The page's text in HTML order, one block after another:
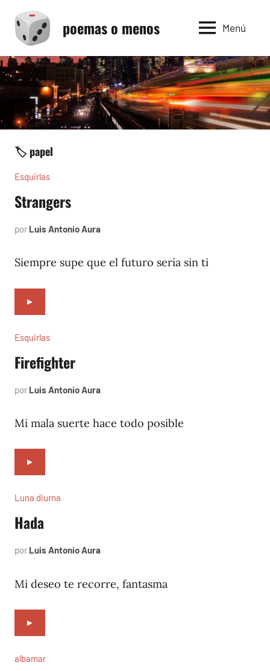
contenido
poemas o menos Menú
🏷️ papel
Esquirlas
Strangers
por Luis Antonio Aura
2025
Siempre supe que el futuro sería sin ti
►
Esquirlas
Firefighter
por Luis Antonio Aura
2024
Mi mala suerte hace todo posible
►
Luna diurna
Hada
por Luis Antonio Aura
2002
Mi deseo te recorre, fantasma
►
albamar